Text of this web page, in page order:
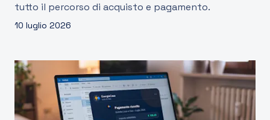
tutto il percorso di acquisto e pagamento.
10 luglio 2026